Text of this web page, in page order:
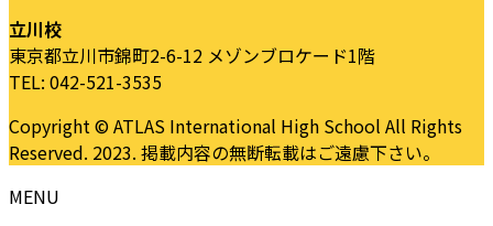
立川校
東京都立川市錦町2-6-12 メゾンブロケード1階
TEL: 042-521-3535
Copyright © ATLAS International High School All Rights
Reserved. 2023. 掲載内容の無断転載はご遠慮下さい。
MENU